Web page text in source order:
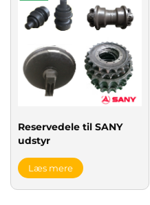
Reservedele til SANY
udstyr
Læs mere